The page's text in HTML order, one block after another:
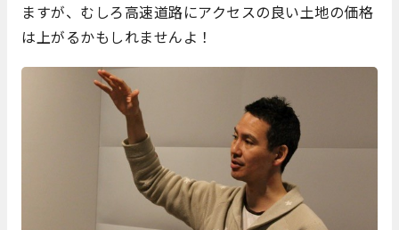
ますが、むしろ高速道路にアクセスの良い土地の価格
は上がるかもしれませんよ！